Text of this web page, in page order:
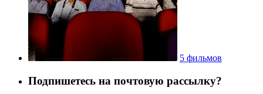
5 фильмов
Подпишетесь на почтовую рассылку?